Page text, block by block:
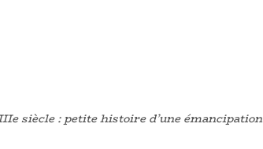
siècle : petite histoire d’une émancipation